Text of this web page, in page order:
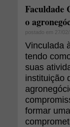
Faculdade
o
postado em 27/
Vinculada
tendo
suas
instituição
formar